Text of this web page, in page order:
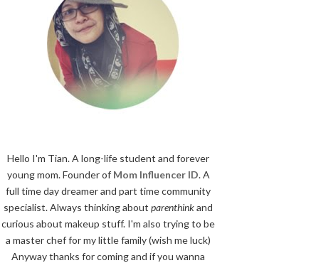
Hello I'm Tian. A long-life student and forever
young mom. Founder of Mom Influencer ID. A
full time day dreamer and part time community
specialist. Always thinking about parenthinkand
curious about makeup stuff. I'm also trying to be
a master chef for my little family (wish me luck)
Anyway thanks for coming and if you wanna